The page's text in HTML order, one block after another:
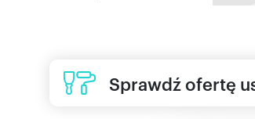
Sprawdź ofertę